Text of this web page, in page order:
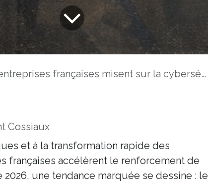
misent sur la cybersécurité et le cloud pour renforcer leurs infrastructures
Cossiaux
et à la transformation rapide des
françaises accélèrent le renforcement de
une tendance marquée se dessine : le